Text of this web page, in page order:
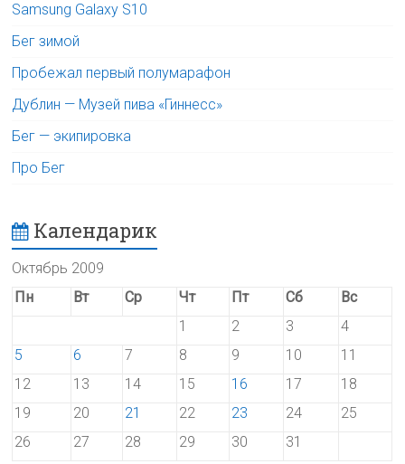
Samsung Galaxy S10
Бег зимой
Пробежал первый полумарафон
Дублин — Музей пива «Гиннесс»
Бег — экипировка
Про Бег
Календарик
Октябрь 2009
Пн
Вт Ср Чт Пт Сб
Вс
1
2 3
4
5
6 7 8 9 10
11
12
13 14 15 16 17
18
19
20 21 22 23 24
25
26
27 28 29 30 31